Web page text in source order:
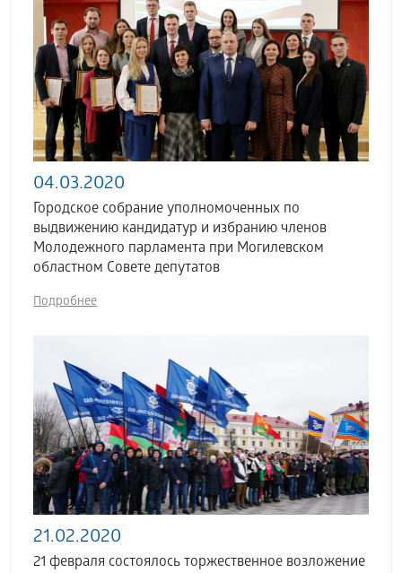
04.03.2020
Городское собрание уполномоченных по
выдвижению кандидатур и избранию членов
Молодежного парламента при Могилевском
областном Совете депутатов
Подробнее
21.02.2020
21 февраля состоялось торжественное возложение